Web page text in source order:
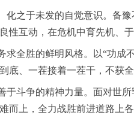
之于未发的自觉意识。备豫
性互动，在危机中育先机、
全胜的鲜明风格。以“功成不
底、一茬接着一茬干，不获
斗争的精神力量。面对世所
而上，全力战胜前进道路上